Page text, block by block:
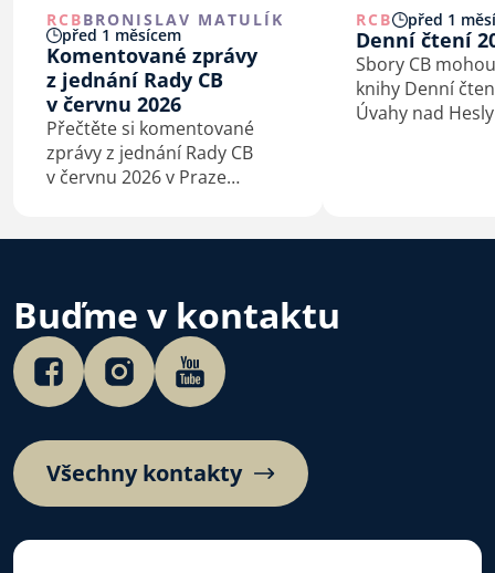
RCBBRONISLAV MATULÍK
před 1 měsícem
Komentované zprávy
z jednání Rady CB
v červnu 2026
Přečtěte si komentované
zprávy z jednání Rady CB
v červnu 2026 v Praze
RCB před 1
Denní čtení
Sbory CB
knihy Denní
Úvahy nad
Buďme v kontaktu
Všechny kontakty